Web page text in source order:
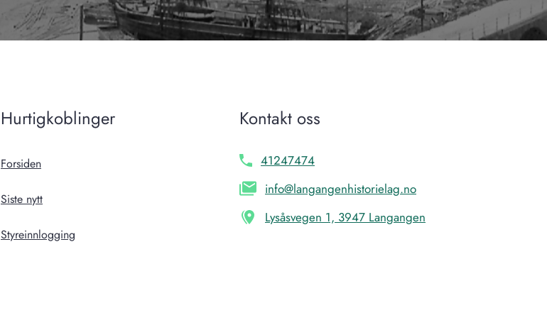
Hurtigkoblinger
Forsiden
Siste nytt
Styreinnlogging
Kontakt oss
41247474
info@langangenhistorielag.no
Lysåsvegen 1, 3947 Langangen